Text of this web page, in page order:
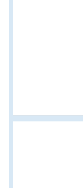
Tyto stránky jsou
podnikatelům